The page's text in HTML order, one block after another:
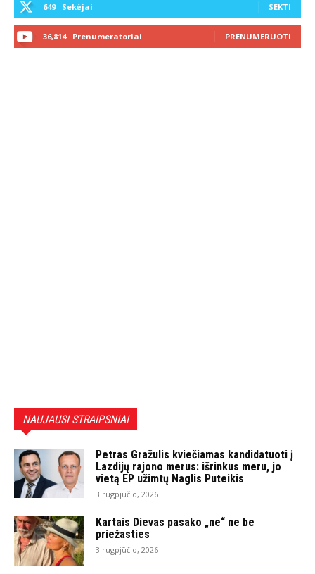
649 Sekėjai SEKTI
36,814 Prenumeratoriai PRENUMERUOTI
NAUJAUSI STRAIPSNIAI
Petras Gražulis kviečiamas kandidatuoti į
Lazdijų rajono merus: išrinkus meru, jo
vietą EP užimtų Naglis Puteikis
3 rugpjūčio, 2026
Kartais Dievas pasako „ne“ ne be
priežasties
3 rugpjūčio, 2026